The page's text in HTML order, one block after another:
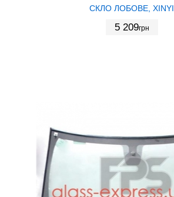
СКЛО ЛОБОВЕ, XINYI
5 209грн